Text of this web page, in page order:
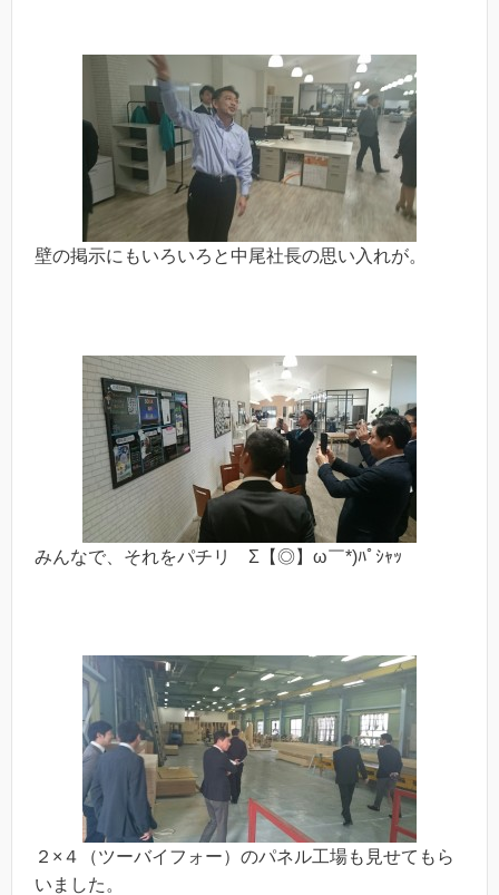
壁の掲示にもいろいろと中尾社長の思い入れが。
みんなで、それをパチリ Σ【◎】ω￣*)ﾊﾟｼｬｯ
２×４（ツーバイフォー）のパネル工場も見せてもら
いました。